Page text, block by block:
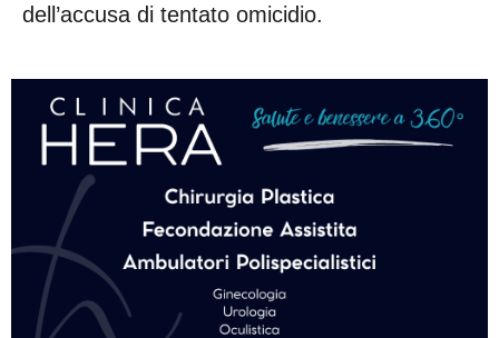
dell’accusa di tentato omicidio.